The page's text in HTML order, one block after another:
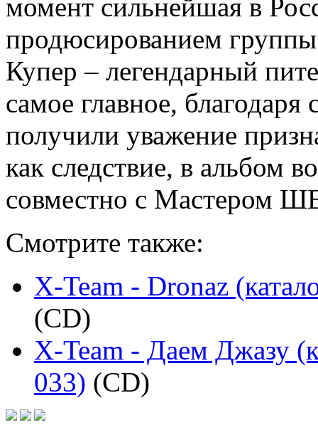
момент сильнейшая в
продюсированием
Купер – легендарный
самое главное, благодаря
получили уважение
как следствие, в альбом
совместно с Мастером
Смотрите также:
X-Team - Dronaz
(CD)
X-Team - Даем Джазу
033) (CD)